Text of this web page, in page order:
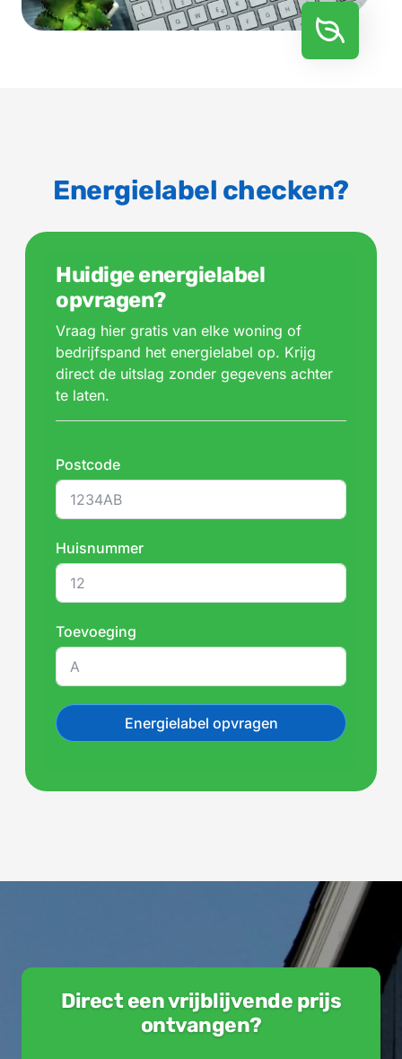
Energielabel checken?
Huidige energielabel
opvragen?
Vraag hier gratis van elke woning of
bedrijfspand het energielabel op. Krijg
direct de uitslag zonder gegevens achter
te laten.
Postcode
Huisnummer
Toevoeging
Energielabel opvragen
Direct een vrijblijvende prijs
ontvangen?